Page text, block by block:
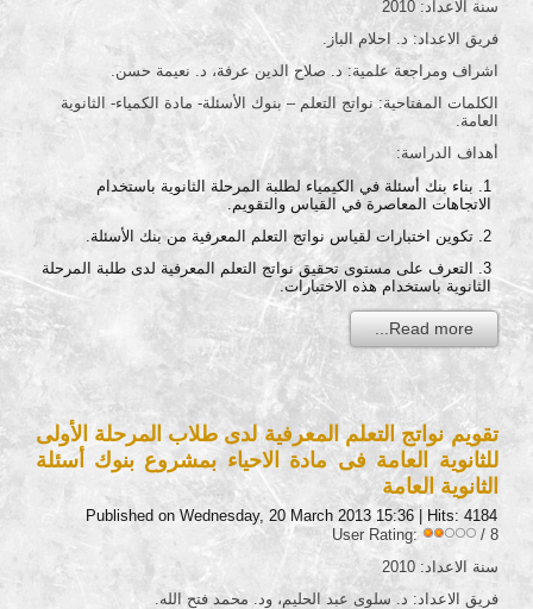
سنة الاعداد: 2010
فريق الاعداد: د. احلام الباز.
اشراف ومراجعة علمية: د. صلاح الدين عرفة، د. نعيمة حسن.
الكلمات المفتاحية: نواتج التعلم – بنوك الأسئلة- مادة الكمياء- الثانوية
العامة.
أهداف الدراسة:
بناء بنك أسئلة في الكيمياء لطلبة المرحلة الثانوية باستخدام
الاتجاهات المعاصرة في القياس والتقويم.
تكوين اختبارات لقياس نواتج التعلم المعرفية من بنك الأسئلة.
التعرف على مستوى تحقيق نواتج التعلم المعرفية لدى طلبة المرحلة
الثانوية باستخدام هذه الاختبارات.
Read more...
تقويم نواتج التعلم المعرفية لدى طلاب المرحلة الأولى
للثانوية العامة فى مادة الاحياء بمشروع بنوك أسئلة
الثانوية العامة
Published on Wednesday, 20 March 2013 15:36| Hits: 4184
User Rating:
/ 8
سنة الاعداد: 2010
فريق الاعداد: د. سلوى عبد الحليم، ود. محمد فتح الله.